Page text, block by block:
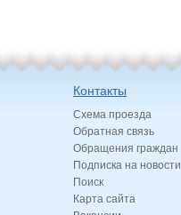
Контакты
Схема проезда
Обратная связь
Обращения граждан
Подписка на новости
Поиск
Карта сайта